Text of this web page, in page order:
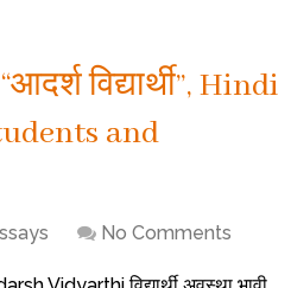
विद्यार्थी”, Hindi
and
No Comments